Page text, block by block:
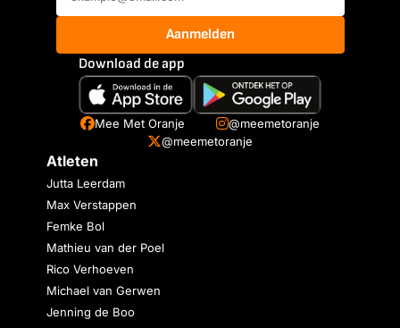
Aanmelden
Download de app
Mee Met Oranje
@meemetoranje
@meemetoranje
Atleten
Jutta Leerdam
Max Verstappen
Femke Bol
Mathieu van der Poel
Rico Verhoeven
Michael van Gerwen
Jenning de Boo